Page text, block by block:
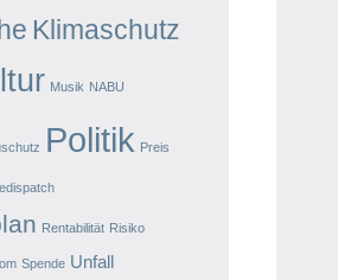
Klimaschutz
Musik NABU
Politik Preis
Rentabilität Risiko
Spende Unfall